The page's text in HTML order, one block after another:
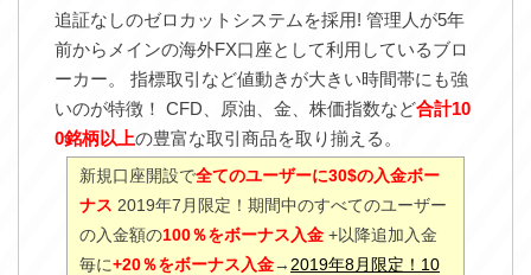
追証なしのゼロカットシステムを採用! 管理人が5年
前からメインの海外FX口座として利用しているブロ
ーカー。 指標取引など値動きが大きい時間帯にも強
いのが特徴！ CFD、原油、金、株価指数など合計10
0銘柄以上の豊富な取引商品を取り揃える。
新規口座開設で全てのユーザーに30$の入金ボー
ナス 2019年7月限定！期間中のすべてのユーザー
の入金額の100％をボーナス入金 +以降追加入金
毎に+20％をボーナス入金→ 2019年8月限定！10